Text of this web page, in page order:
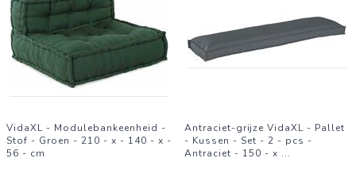
VidaXL - Modulebankeenheid -
Stof - Groen - 210 - x - 140 - x -
56 - cm
Antraciet-grijze VidaXL - Pallet
- Kussen - Set - 2 - pcs -
Antraciet - 150 - x ...